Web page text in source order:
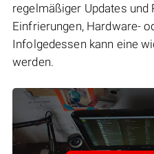
regelmäßiger Updates und
Einfrierungen, Hardware-
Infolgedessen kann eine
werden.